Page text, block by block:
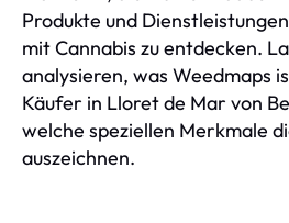
Produkte und
mit Cannabis zu entdecken.
analysieren, was Weedmaps
Käufer in Lloret de Mar von
welche speziellen Merkmale
auszeichnen.